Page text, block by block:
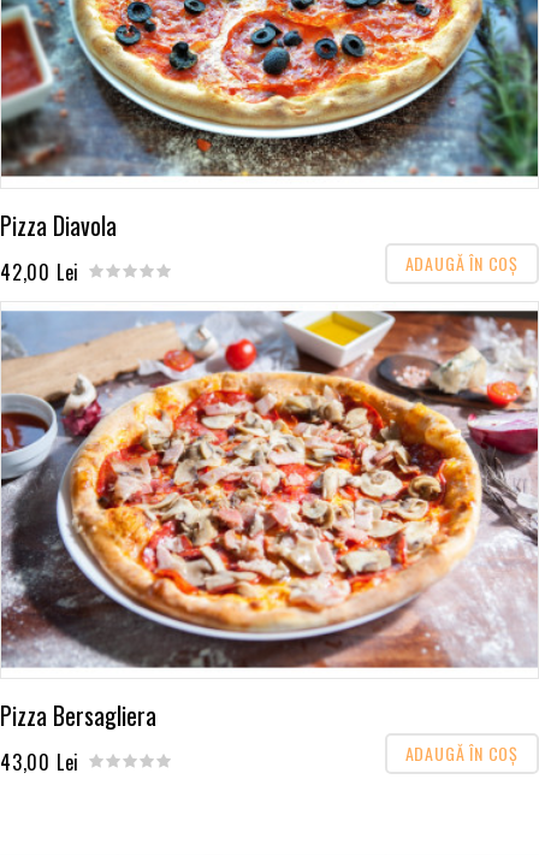
Pizza Diavola
42,00 Lei ADAUGĂ ÎN COŞ
Pizza Bersagliera
43,00 Lei ADAUGĂ ÎN COŞ